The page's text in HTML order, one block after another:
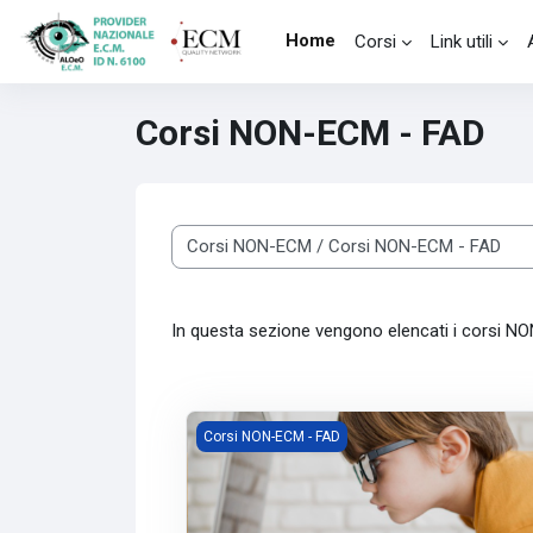
Vai al contenuto principale
Home
Corsi Link utili
Corsi NON-ECM - FAD
Categorie di corso
In questa sezione vengono elencati i corsi
Immagine del corso Miopia: gestione e
Corsi NON-ECM - FAD